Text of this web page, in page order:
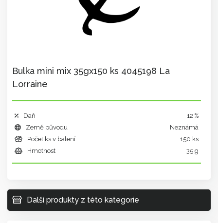
Bulka mini mix 35gx150 ks 4045198 La
Lorraine
Daň
12 %
Země původu
Neznámá
Počet ks v balení
150 ks
Hmotnost
35 g
Další produkty z této kategorie